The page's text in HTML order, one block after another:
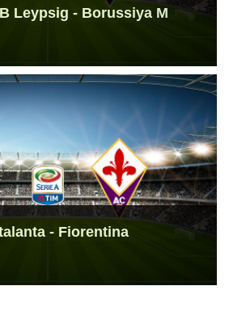
Leypsig - Borussiya M
- Fiorentina